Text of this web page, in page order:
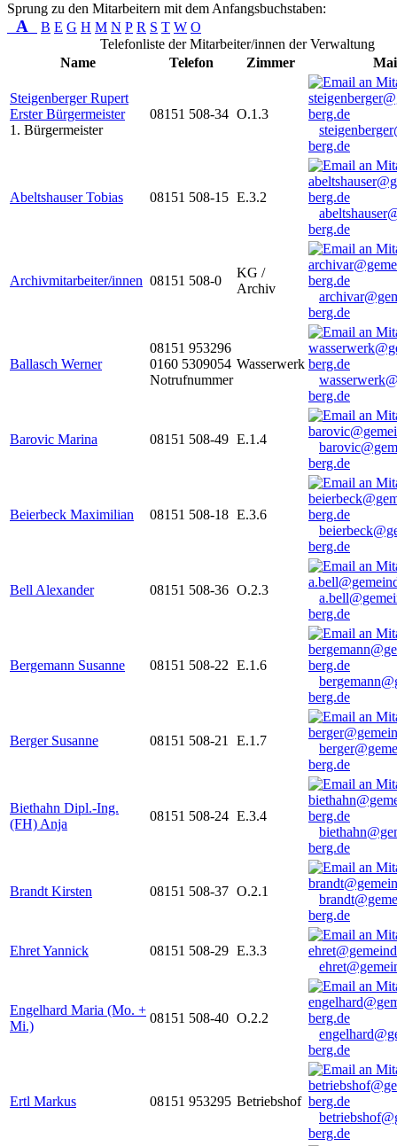
Sprung zu den Mitarbeitern mit dem Anfangsbuchstaben:
A B E G H M N P R S T W O
Telefonliste der Mitarbeiter/innen der Verwaltung
Name
Telefon Zimmer
Steigenberger Rupert
Erster Bürgermeister
1. Bürgermeister
08151 508-34 O.1.3
berg.de
Abeltshauser Tobias 08151 508-15 E.3.2
berg.de
Archivmitarbeiter/innen 08151 508-0
KG /
Archiv
berg.de
Ballasch Werner
08151 953296
0160 5309054
Notrufnummer
Wasserwerk
berg.de
Barovic Marina 08151 508-49 E.1.4
berg.de
Beierbeck Maximilian 08151 508-18 E.3.6
berg.de
Bell Alexander 08151 508-36 O.2.3
berg.de
Bergemann Susanne 08151 508-22 E.1.6
berg.de
Berger Susanne 08151 508-21 E.1.7
berg.de
Biethahn Dipl.-Ing.
(FH) Anja
08151 508-24 E.3.4
berg.de
Brandt Kirsten 08151 508-37 O.2.1
berg.de
Ehret Yannick 08151 508-29 E.3.3
Engelhard Maria (Mo. +
Mi.)
08151 508-40 O.2.2
berg.de
Ertl Markus 08151 953295 Betriebshof
berg.de